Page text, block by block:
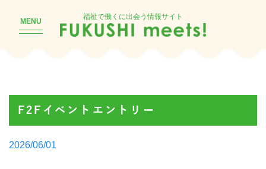
MENU
福祉で働くに出会う情報サイト
F2Fイベントエントリー
Posted
2026/06/01